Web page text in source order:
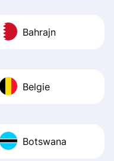
Bahrajn
Belgie
Botswana